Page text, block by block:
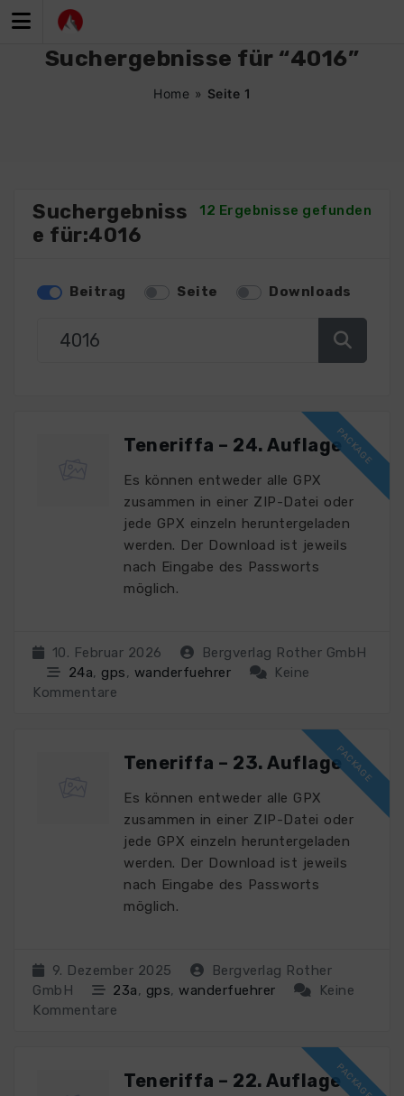
Inhalt
Suchergebnisse für “4016”
Home » Seite 1
12 Ergebnisse gefunden
Suchergebniss
e für:4016
Beitrag Seite Downloads
Teneriffa – 24. Auflage
Es können entweder alle GPX
zusammen in einer ZIP-Datei oder
jede GPX einzeln heruntergeladen
werden. Der Download ist jeweils
nach Eingabe des Passworts
möglich.
10. Februar 2026
Bergverlag Rother GmbH
24a, gps, wanderfuehrer
Keine
Kommentare
Teneriffa – 23. Auflage
Es können entweder alle GPX
zusammen in einer ZIP-Datei oder
jede GPX einzeln heruntergeladen
werden. Der Download ist jeweils
nach Eingabe des Passworts
möglich.
9. Dezember 2025
Bergverlag Rother
GmbH
23a, gps, wanderfuehrer
Keine
Kommentare
Teneriffa – 22. Auflage